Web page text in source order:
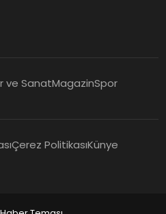
ve SanatMagazinSpor
Çerez PolitikasıKünye